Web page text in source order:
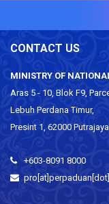
CONTACT US
MINISTRY OF
Aras 5 - 10, Blok F9,
Lebuh Perdana Timur,
Presint 1, 62000
+603-8091 8000